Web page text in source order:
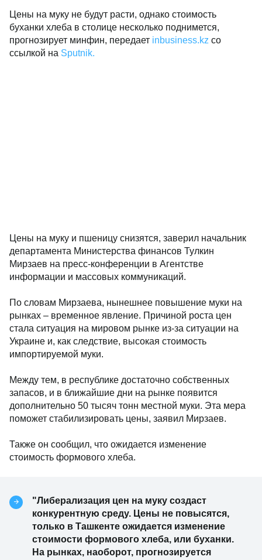
Цены на муку не будут расти, однако стоимость
буханки хлеба в столице несколько поднимется,
прогнозирует минфин, передает inbusiness.kz со
ссылкой на Sputnik.
Цены на муку и пшеницу снизятся, заверил начальник
департамента Министерства финансов Тулкин
Мирзаев на пресс-конференции в Агентстве
информации и массовых коммуникаций.
По словам Мирзаева, нынешнее повышение муки на
рынках – временное явление. Причиной роста цен
стала ситуация на мировом рынке из-за ситуации на
Украине и, как следствие, высокая стоимость
импортируемой муки.
Между тем, в республике достаточно собственных
запасов, и в ближайшие дни на рынке появится
дополнительно 50 тысяч тонн местной муки. Эта мера
поможет стабилизировать цены, заявил Мирзаев.
Также он сообщил, что ожидается изменение
стоимость формового хлеба.
"Либерализация цен на муку создаст
конкурентную среду. Цены не повысятся,
только в Ташкенте ожидается изменение
стоимости формового хлеба, или буханки.
На рынках, наоборот, прогнозируется